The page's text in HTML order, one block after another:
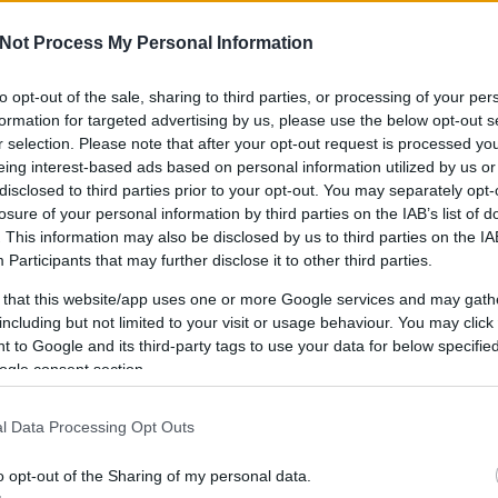
Process My Personal Information
opt-out of the sale, sharing to third parties, or processing of your
for targeted advertising by us, please use the below opt-out
selection. Please note that after your opt-out request is processed
interest-based ads based on personal information utilized by us
to third parties prior to your opt-out. You may separately
of your personal information by third parties on the IAB’s list of
This information may also be disclosed by us to third parties on the
Participants that may further disclose it to other third parties.
that this website/app uses one or more Google services and may
but not limited to your visit or usage behaviour. You may
to Google and its third-party tags to use your data for below
consent section.
Data Processing Opt Outs
opt-out of the Sharing of my personal data.
GYEREKKEL SZOKNYÁBAN
KÜLDJ FOTÓT